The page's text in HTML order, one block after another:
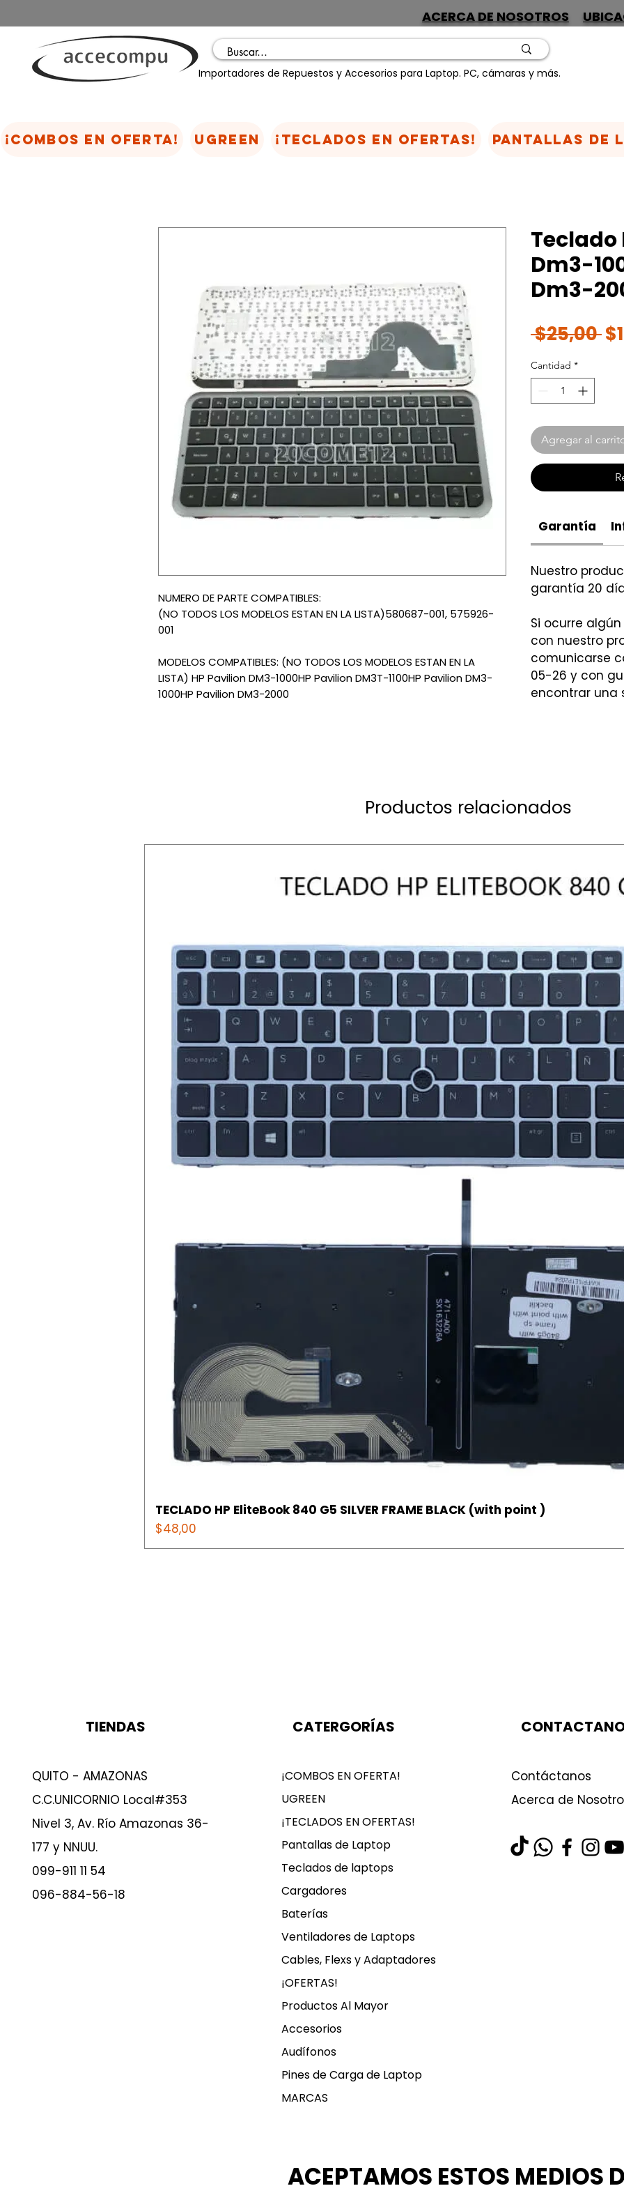
ACERCA DE NOSOTROS
Importadores de Repuestos y Accesorios para Laptop. PC, cámaras y más.
NUMERO DE PARTE COMPATIBLES:
(NO TODOS LOS MODELOS ESTAN EN LA LISTA)580687-001, 575926-
001
MODELOS COMPATIBLES: (NO TODOS LOS MODELOS ESTAN EN LA
LISTA) HP Pavilion DM3-1000HP Pavilion DM3T-1100HP Pavilion DM3-
1000HP Pavilion DM3-2000
Teclado
Dm3-
Dm3-
$25,00
Cantidad *
Agregar al
Garantía
Nuestro
garantía 20
Si ocurre
con nuestro
comunicarse
05-26 y con
encontrar una
Productos relacionados
TECLADO HP EliteBook 840 G5 SILVER FRAME BLACK (with point )
Precio
$48,00
¡COMBOS EN OFERTA! UGREEN ¡TECLADOS EN OFERTAS! Pantallas de
TIENDAS
QUITO - AMAZONAS
C.C.UNICORNIO Local#353
Nivel 3, Av. Río Amazonas 36-
177 y NNUU.
099-911 11 54
096-884-56-18
CATERGORÍAS
¡COMBOS EN OFERTA!
UGREEN
¡TECLADOS EN OFERTAS!
Pantallas de Laptop
Teclados de laptops
Cargadores
Baterías
Ventiladores de Laptops
Cables, Flexs y Adaptadores
¡OFERTAS!
Productos Al Mayor
Accesorios
Audífonos
Pines de Carga de Laptop
MARCAS
Contáctanos
Acerca de
ACEPTAMOS ESTOS MEDIOS